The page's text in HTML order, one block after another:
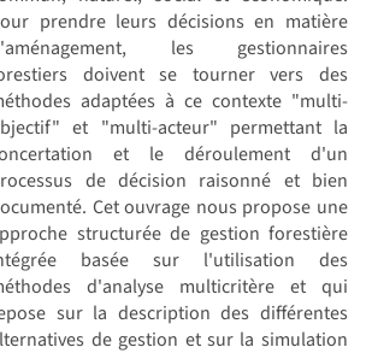
prendre leurs décisions en matière
les gestionnaires
doivent se tourner vers des
adaptées à ce contexte "multi-
et "multi-acteur" permettant la
et le déroulement d'un
de décision raisonné et bien
Cet ouvrage nous propose une
structurée de gestion forestière
basée sur l'utilisation des
d'analyse multicritère et qui
sur la description des différentes
de gestion et sur la simulation